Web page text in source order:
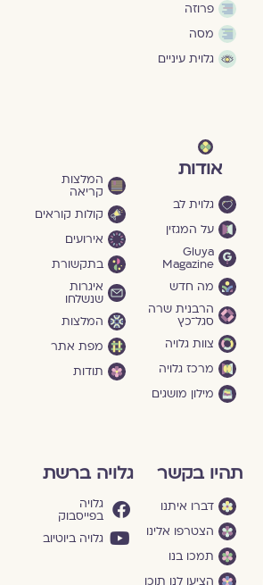
פרוזה
מסה
גלוית עיניים
אודות
גלוית לב
על המגזין
Gluya
Magazine
מה חדש
הרבנית שרה
סגל־כץ
צוות גלויה
מרכז גלויה
מילון מושגים
המלצות
קריאה
קולות קוראים
אירועים
בתקשורת
איגרות
שנשלחו
המלצות
מפת אתר
תודות
תהיו בקשר
דברו איתנו
הצטרפו אלינו
תמכו בנו
הציעו לנו תוכן
גלויה ברשת
גלויה
בפייסבוק
גלויה ביוטיוב